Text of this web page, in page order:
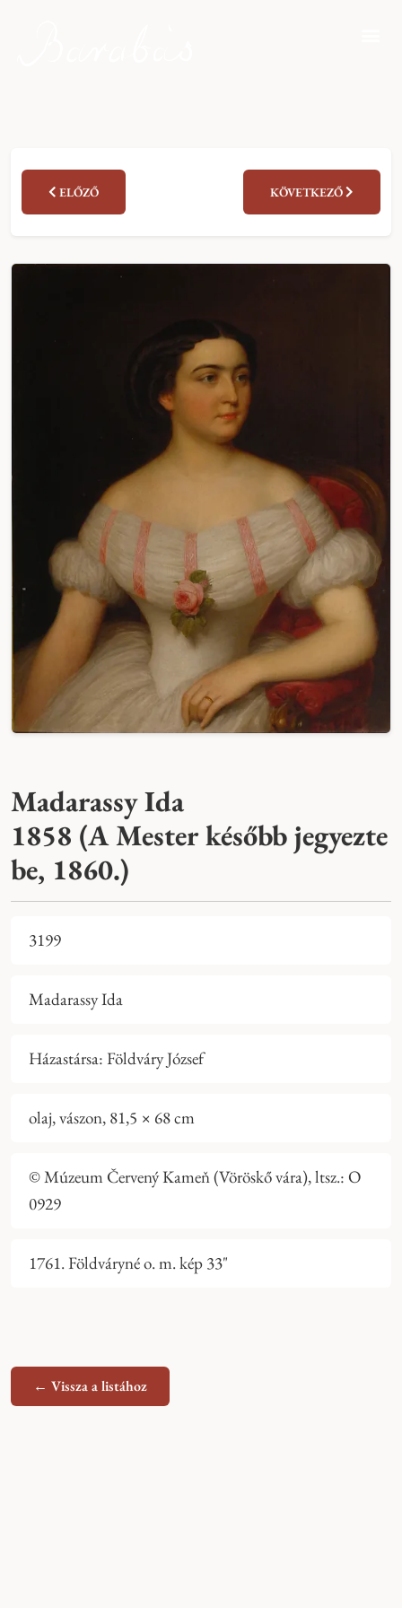
ELŐZŐ KÖVETKEZŐ
Madarassy Ida
1858 (A Mester később jegyezte
be, 1860.)
3199
Madarassy Ida
Házastársa: Földváry József
olaj, vászon, 81,5 × 68 cm
© Múzeum Červený Kameň (Vöröskő vára), ltsz.: O
0929
1761. Földváryné o. m. kép 33"
← Vissza a listához